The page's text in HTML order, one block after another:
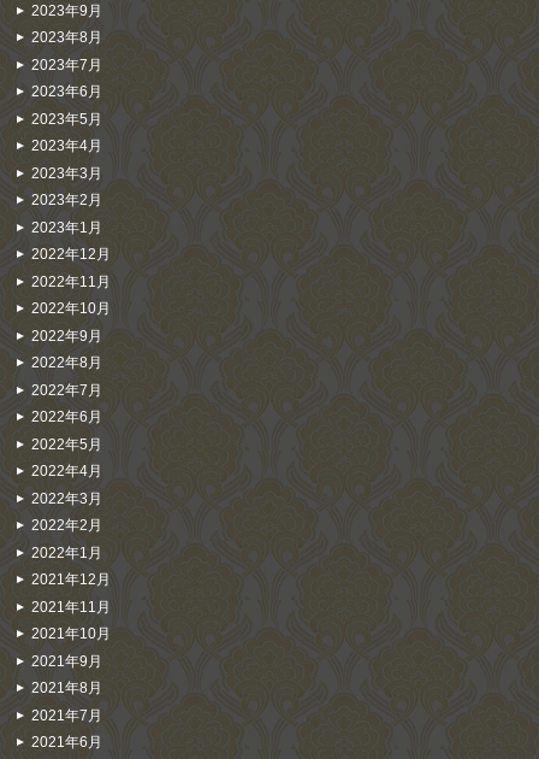
2023年9月
2023年8月
2023年7月
2023年6月
2023年5月
2023年4月
2023年3月
2023年2月
2023年1月
2022年12月
2022年11月
2022年10月
2022年9月
2022年8月
2022年7月
2022年6月
2022年5月
2022年4月
2022年3月
2022年2月
2022年1月
2021年12月
2021年11月
2021年10月
2021年9月
2021年8月
2021年7月
2021年6月